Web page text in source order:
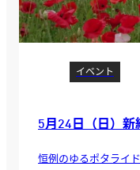
イベント
5月24日（日）新
恒例のゆるポタライ